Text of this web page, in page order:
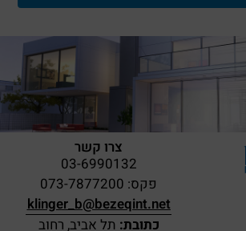
צרו קשר
03-6990132
פקס: 073-7877200
klinger_b@bezeqint.net
כתובת: תל אביב, רחוב